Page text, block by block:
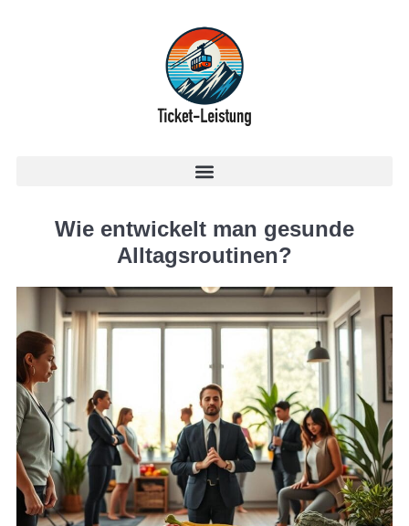
Wie entwickelt man gesunde
Alltagsroutinen?